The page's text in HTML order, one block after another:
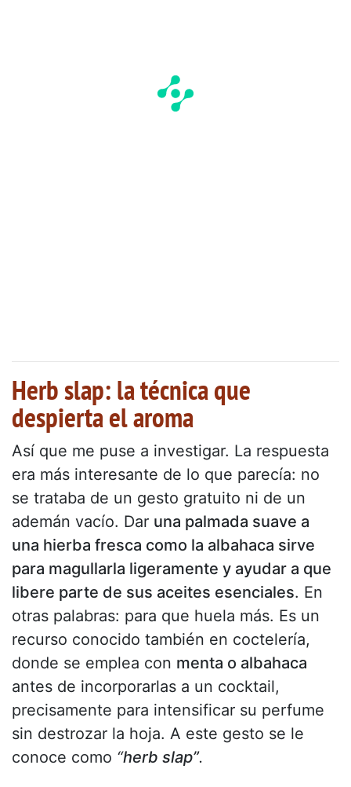
Herb slap: la técnica que
despierta el aroma
Así que me puse a investigar. La respuesta
era más interesante de lo que parecía: no
se trataba de un gesto gratuito ni de un
ademán vacío. Dar una palmada suave a
una hierba fresca como la albahaca sirve
para magullarla ligeramente y ayudar a que
libere parte de sus aceites esenciales. En
otras palabras: para que huela más. Es un
recurso conocido también en coctelería,
donde se emplea con menta o albahaca
antes de incorporarlas a un cocktail,
precisamente para intensificar su perfume
sin destrozar la hoja. A este gesto se le
conoce como “herb slap”.